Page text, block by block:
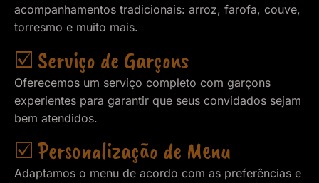
acompanhamentos tradicionais: arroz, farofa, couve,
torresmo e muito mais.
☑️ Serviço de Garçons
Oferecemos um serviço completo com garçons
experientes para garantir que seus convidados sejam
bem atendidos.
☑️ Personalização de Menu
Adaptamos o menu de acordo com as preferências e